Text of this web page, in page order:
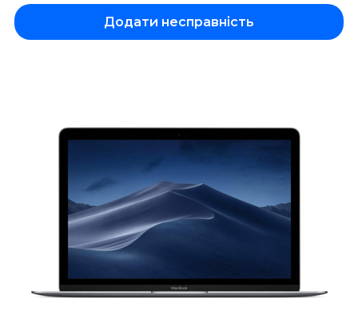
Додати несправність